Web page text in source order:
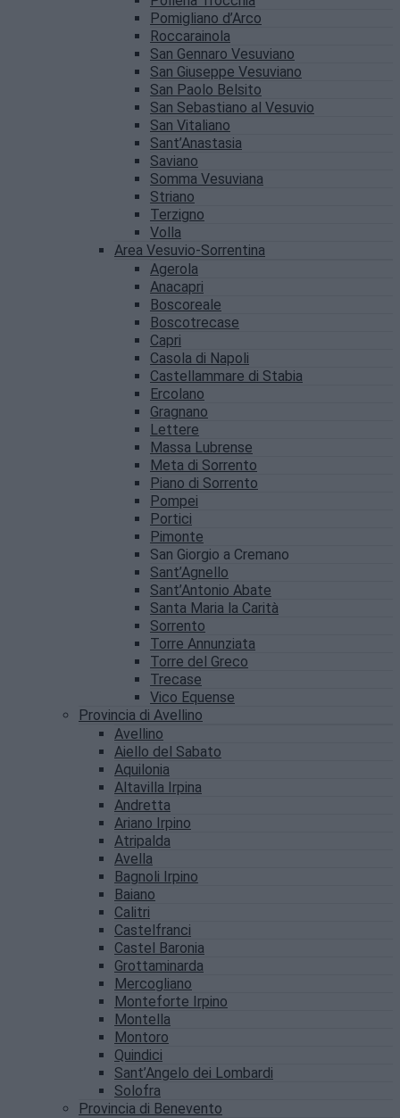
Pomigliano d’Arco
Roccarainola
San Gennaro Vesuviano
San Giuseppe Vesuviano
San Paolo Belsito
San Sebastiano al Vesuvio
San Vitaliano
Sant’Anastasia
Saviano
Somma Vesuviana
Striano
Terzigno
Volla
Area Vesuvio-Sorrentina
Agerola
Anacapri
Boscoreale
Boscotrecase
Capri
Casola di Napoli
Castellammare di Stabia
Ercolano
Gragnano
Lettere
Massa Lubrense
Meta di Sorrento
Piano di Sorrento
Pompei
Portici
Pimonte
San Giorgio a Cremano
Sant’Agnello
Sant’Antonio Abate
Santa Maria la Carità
Sorrento
Torre Annunziata
Torre del Greco
Trecase
Vico Equense
Provincia di Avellino
Avellino
Aiello del Sabato
Aquilonia
Altavilla Irpina
Andretta
Ariano Irpino
Atripalda
Avella
Bagnoli Irpino
Baiano
Calitri
Castelfranci
Castel Baronia
Grottaminarda
Mercogliano
Monteforte Irpino
Montella
Montoro
Quindici
Sant’Angelo dei Lombardi
Solofra
Provincia di Benevento